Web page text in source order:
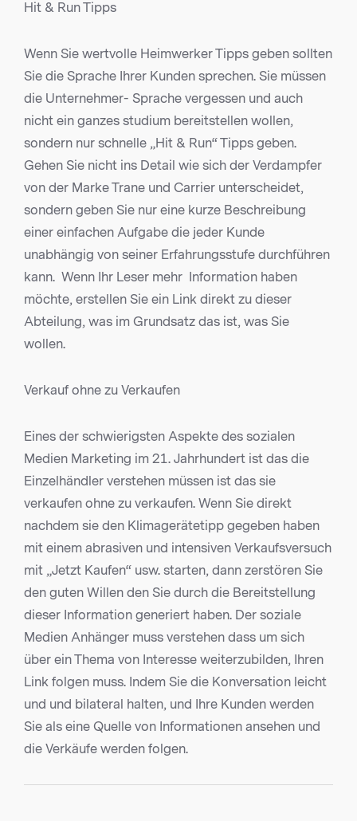
Hit & Run Tipps
Wenn Sie wertvolle Heimwerker Tipps geben sollten
Sie die Sprache Ihrer Kunden sprechen. Sie müssen
die Unternehmer- Sprache vergessen und auch
nicht ein ganzes studium bereitstellen wollen,
sondern nur schnelle „Hit & Run“ Tipps geben.
Gehen Sie nicht ins Detail wie sich der Verdampfer
von der Marke Trane und Carrier unterscheidet,
sondern geben Sie nur eine kurze Beschreibung
einer einfachen Aufgabe die jeder Kunde
unabhängig von seiner Erfahrungsstufe durchführen
kann. Wenn Ihr Leser mehr Information haben
möchte, erstellen Sie ein Link direkt zu dieser
Abteilung, was im Grundsatz das ist, was Sie
wollen.
Verkauf ohne zu Verkaufen
Eines der schwierigsten Aspekte des sozialen
Medien Marketing im 21. Jahrhundert ist das die
Einzelhändler verstehen müssen ist das sie
verkaufen ohne zu verkaufen. Wenn Sie direkt
nachdem sie den Klimagerätetipp gegeben haben
mit einem abrasiven und intensiven Verkaufsversuch
mit „Jetzt Kaufen“ usw. starten, dann zerstören Sie
den guten Willen den Sie durch die Bereitstellung
dieser Information generiert haben. Der soziale
Medien Anhänger muss verstehen dass um sich
über ein Thema von Interesse weiterzubilden, Ihren
Link folgen muss. Indem Sie die Konversation leicht
und und bilateral halten, und Ihre Kunden werden
Sie als eine Quelle von Informationen ansehen und
die Verkäufe werden folgen.